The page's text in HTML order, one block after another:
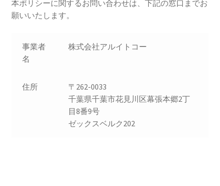
本ポリシーに関するお問い合わせは、下記の窓口までお
願いいたします。
事業者
名
株式会社アルイトコー
住所
〒262-0033
千葉県千葉市花見川区幕張本郷2丁
目8番9号
ゼックスベルク202